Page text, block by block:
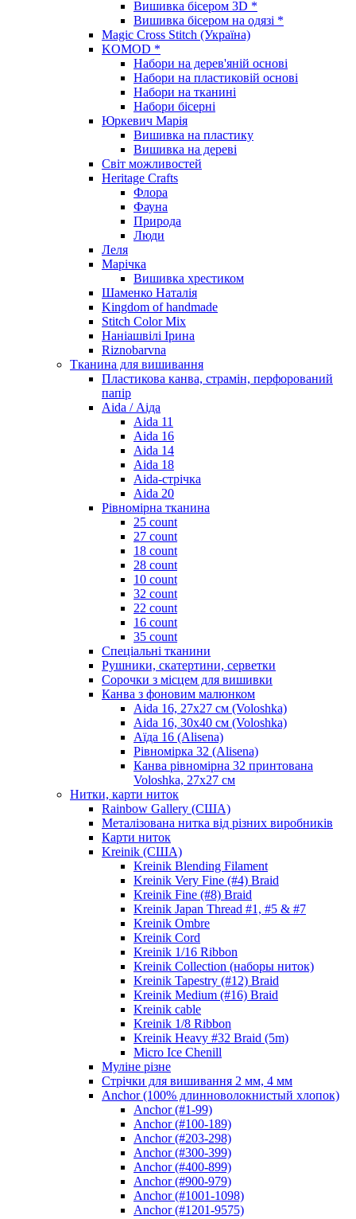
Вишивка бісером 3D *
Вишивка бісером на одязі *
Magic Cross Stitch (Україна)
KOMOD *
Набори на дерев'яній основі
Набори на пластиковій основі
Набори на тканині
Набори бісерні
Юркевич Марія
Вишивка на пластику
Вишивка на дереві
Світ можливостей
Heritage Crafts
Флора
Фауна
Природа
Люди
Леля
Марічка
Вишивка хрестиком
Шаменко Наталія
Kingdom of handmade
Stitch Color Mix
Наніашвілі Ірина
Riznobarvna
Тканина для вишивання
Пластикова канва, страмін, перфорований
папір
Aida / Аіда
Aida 11
Aida 16
Aida 14
Aida 18
Aida-стрічка
Aida 20
Рівномірна тканина
25 count
27 count
18 count
28 count
10 count
32 count
22 count
16 count
35 count
Спеціальні тканини
Рушники, скатертини, серветки
Сорочки з місцем для вишивки
Канва з фоновим малюнком
Aida 16, 27х27 см (Voloshka)
Aida 16, 30х40 см (Voloshka)
Аїда 16 (Alisena)
Рівномірка 32 (Alisena)
Канва рівномірна 32 принтована
Voloshka, 27х27 см
Нитки, карти ниток
Rainbow Gallery (США)
Металізована нитка від різних виробників
Карти ниток
Kreinik (США)
Kreinik Blending Filament
Kreinik Very Fine (#4) Braid
Kreinik Fine (#8) Braid
Kreinik Japan Thread #1, #5 & #7
Kreinik Ombre
Kreinik Cord
Kreinik 1/16 Ribbon
Kreinik Collection (наборы ниток)
Kreinik Tapestry (#12) Braid
Kreinik Medium (#16) Braid
Kreinik cable
Kreinik 1/8 Ribbon
Kreinik Heavy #32 Braid (5m)
Micro Ice Chenill
Муліне різне
Стрічки для вишивання 2 мм, 4 мм
Anchor (100% длинноволокнистый хлопок)
Anchor (#1-99)
Anchor (#100-189)
Anchor (#203-298)
Anchor (#300-399)
Anchor (#400-899)
Anchor (#900-979)
Anchor (#1001-1098)
Anchor (#1201-9575)